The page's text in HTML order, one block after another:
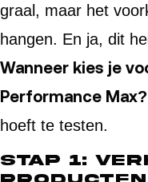
graal, maar het
hangen. En ja, dit
Wanneer kies je
Performance Max?
hoeft te testen.
Stap 1: